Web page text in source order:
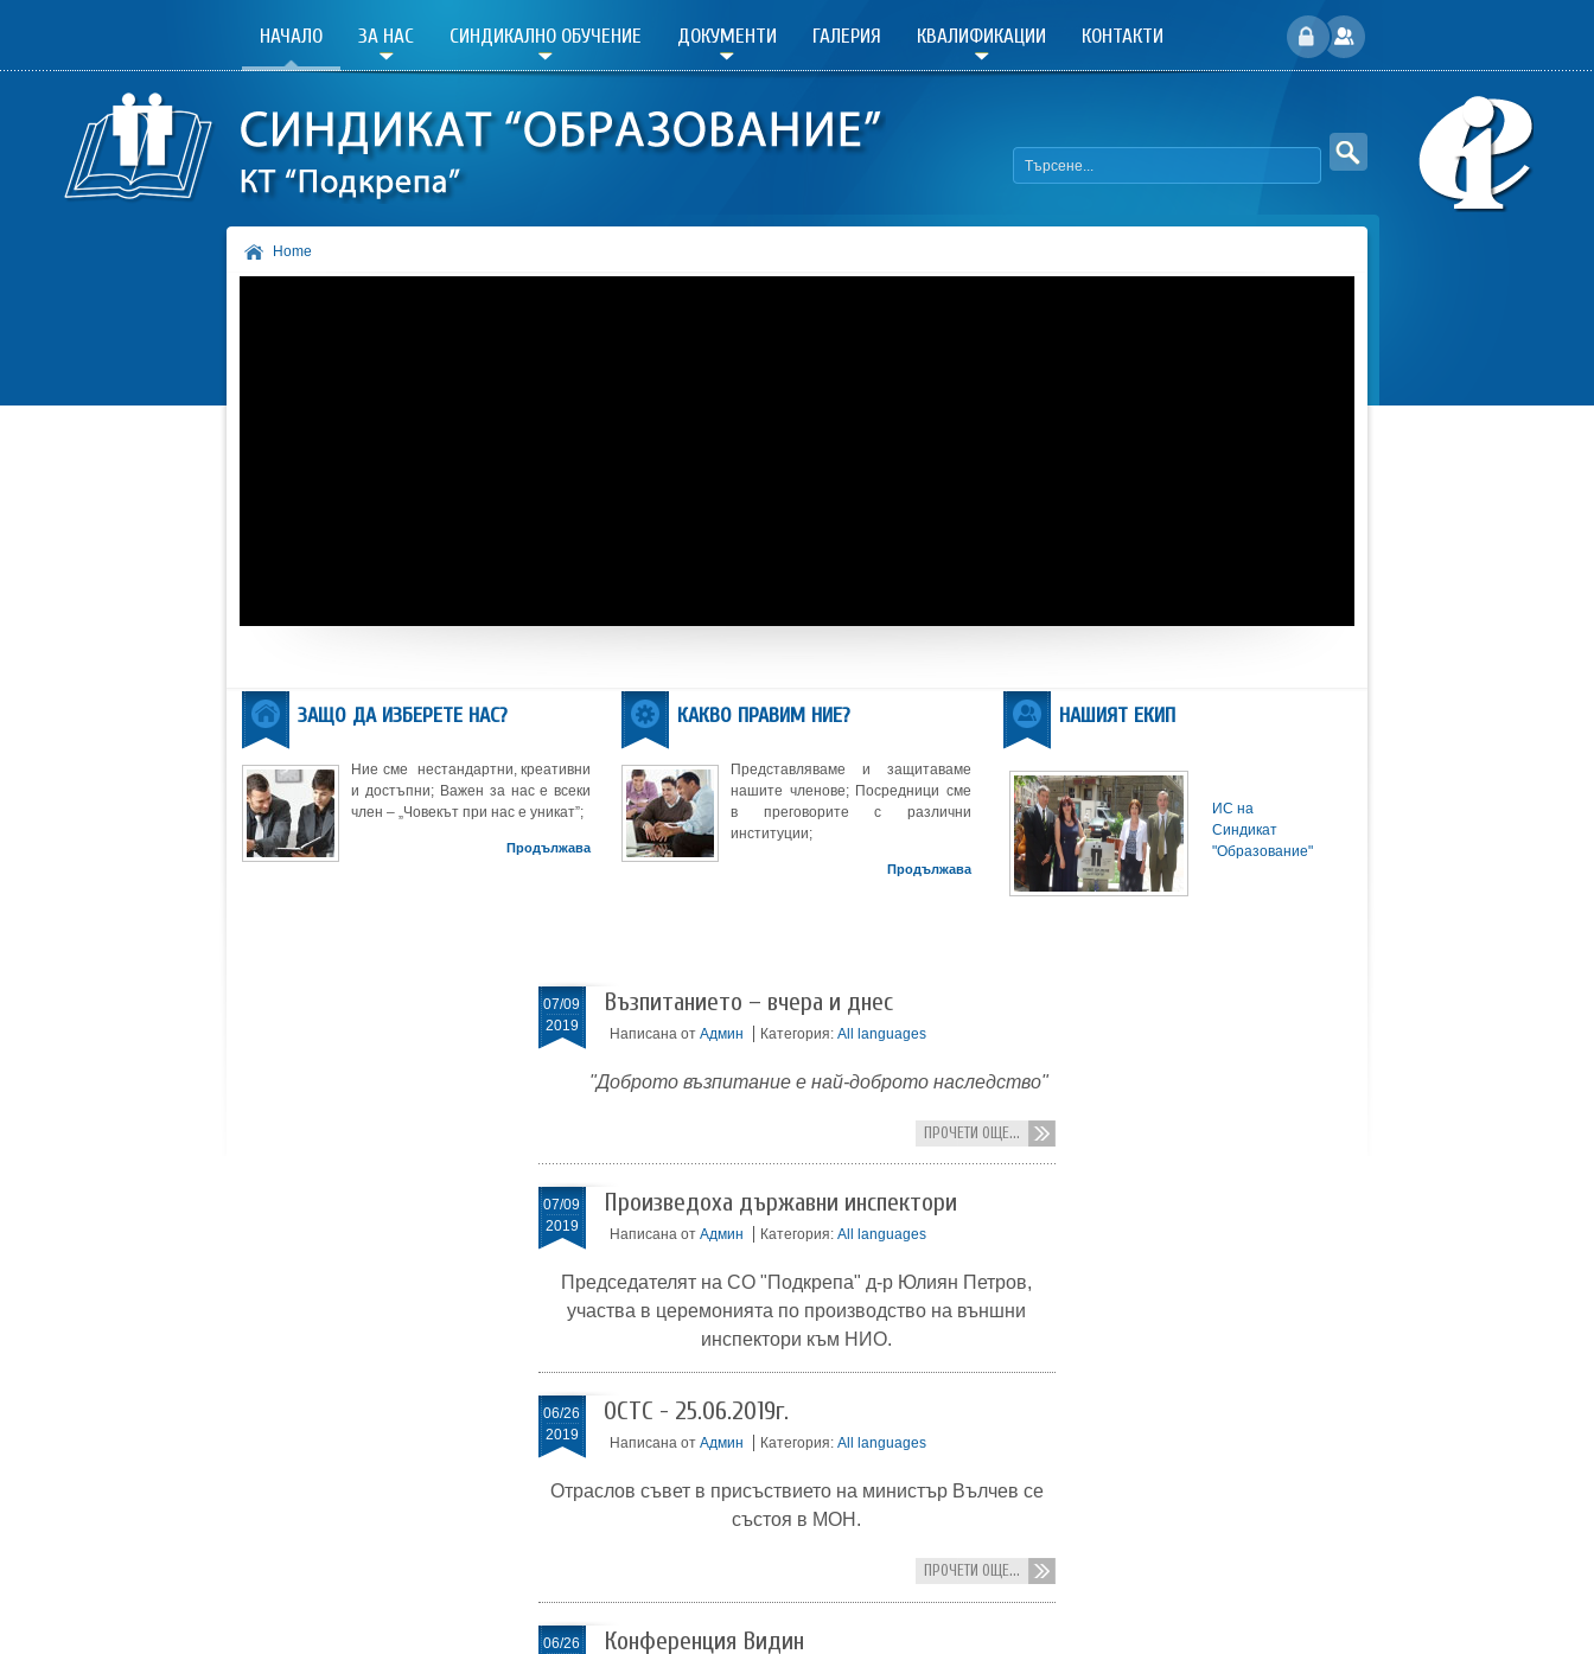
НАЧАЛО ЗА НАС СИНДИКАЛНО ОБУЧЕНИЕ ДОКУМЕНТИ ГАЛЕРИЯ КВАЛИФИКАЦИИ КОНТАКТИ
Home
ЗАЩО ДА ИЗБЕРЕТЕ НАС?
Ние сме нестандартни, креативни
и достъпни; Важен за нас е всеки
член – „Човекът при нас е уникат”;
Продължава
КАКВО ПРАВИМ НИЕ?
Представляваме и защитаваме
нашите членове; Посредници сме
в преговорите с различни
институции;
Продължава
НАШИЯТ ЕКИП
ИС на
Синдикат
"Образование"
07/09
2019
Възпитанието – вчера и днес
Написана от Админ Категория: All languages
"Доброто възпитание е най-доброто наследство"
ПРОЧЕТИ ОЩЕ...
07/09
2019
Произведоха държавни инспектори
Написана от Админ Категория: All languages
Председателят на СО "Подкрепа" д-р Юлиян Петров,
участва в церемонията по производство на външни
инспектори към НИО.
06/26
2019
ОСТС - 25.06.2019г.
Написана от Админ Категория: All languages
Отраслов съвет в присъствието на министър Вълчев се
състоя в МОН.
ПРОЧЕТИ ОЩЕ...
06/26
Конференция Видин